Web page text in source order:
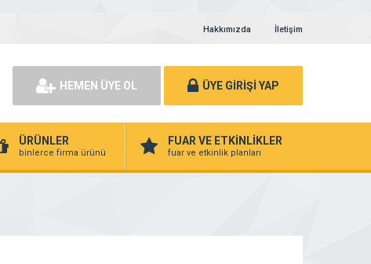
Hakkımızda İletişim
HEMEN ÜYE OL ÜYE GİRİŞİ YAP
ÜRÜNLER
binlerce firma ürünü
FUAR VE ETKİNLİKLER
fuar ve etkinlik planları